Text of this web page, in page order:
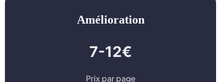
Amélioration
7-12€
Prix par page